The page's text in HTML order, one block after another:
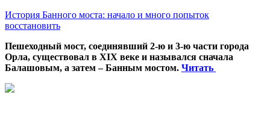
История Банного моста: начало и много попыток
восстановить
Пешеходный мост, соединявший 2-ю и 3-ю части города
Орла, существовал в XIX веке и назывался сначала
Балашовым, а затем – Банным мостом. Читать